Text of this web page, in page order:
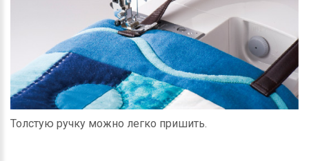
Толстую ручку можно легко пришить.